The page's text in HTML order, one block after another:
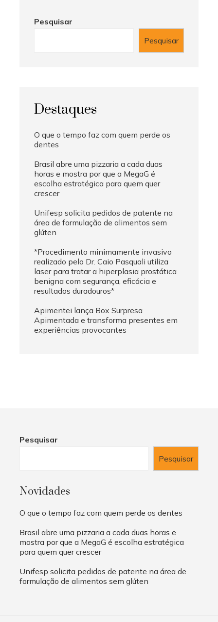
Pesquisar
Pesquisar
Destaques
O que o tempo faz com quem perde os
dentes
Brasil abre uma pizzaria a cada duas
horas e mostra por que a MegaG é
escolha estratégica para quem quer
crescer
Unifesp solicita pedidos de patente na
área de formulação de alimentos sem
glúten
*Procedimento minimamente invasivo
realizado pelo Dr. Caio Pasquali utiliza
laser para tratar a hiperplasia prostática
benigna com segurança, eficácia e
resultados duradouros*
Apimentei lança Box Surpresa
Apimentada e transforma presentes em
experiências provocantes
Pesquisar
Pesquisar
Novidades
O que o tempo faz com quem perde os dentes
Brasil abre uma pizzaria a cada duas horas e
mostra por que a MegaG é escolha estratégica
para quem quer crescer
Unifesp solicita pedidos de patente na área de
formulação de alimentos sem glúten